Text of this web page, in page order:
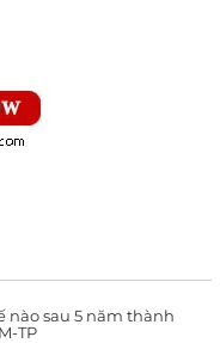
nào sau 5 năm thành
TP